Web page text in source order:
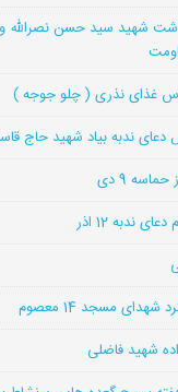
شهید سید حسن نصرالله
دعای ندبه بیاد شهید حاج
9 دی
ندبه 12 اذر
مسجد 14 معصوم
شهید فاضلی